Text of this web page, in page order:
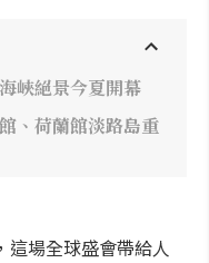
峽絕景今夏開幕
、荷蘭館淡路島重
這場全球盛會帶給人